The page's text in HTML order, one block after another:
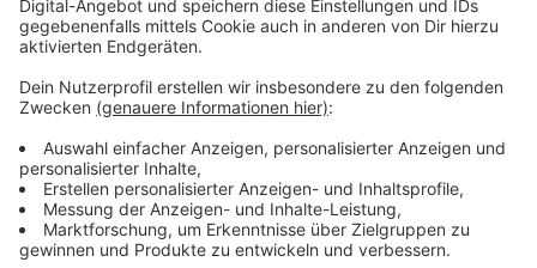
17,1 Prozent und ist drittstärkte Kraft im neuen
Stadtrat. Die Grünen holen 11,4 Prozent, dahinter
Prozent.Alle Ergebnisse
Veröffentlicht:Montag, 15.09.2025 06:37
Anzeige